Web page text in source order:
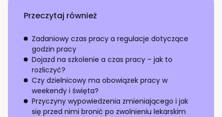
Przeczytaj również
Zadaniowy czas pracy a regulacje dotyczące
godzin pracy
Dojazd na szkolenie a czas pracy – jak to
rozliczyć?
Czy dzielnicowy ma obowiązek pracy w
weekendy i święta?
Przyczyny wypowiedzenia zmieniającego i jak
się przed nimi bronić po zwolnieniu lekarskim